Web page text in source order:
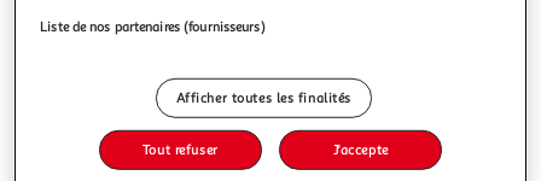
Caractéristiques
Liste de nos partenaires (fournisseurs)
Afficher toutes les finalités
Tout refuser J'accepte